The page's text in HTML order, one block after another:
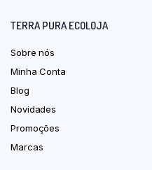
TERRA PURA ECOLOJA
Sobre nós
Minha Conta
Blog
Novidades
Promoções
Marcas